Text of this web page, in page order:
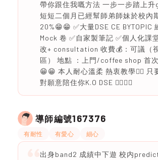
帶你跟住我嘅方法 一步一步踏上升
短短二個月已經幫師弟師妹於校內
20%😁😁 ✅大量DSE CE BYTOPIC
Mock 卷 ✅自家製筆記 ✅個人化課
改+ consultation 收費💰：可議（
區） 地點 ：上門/coffee shop 首
😁😁 本人耐心溫柔 熱衷教學❤️‍🔥 只
對願意陪住你K.O DSE ❤️‍🔥🔥🔥
導師編號167376
有耐性 有愛心 細心
出身band2 成績中下遊 校内